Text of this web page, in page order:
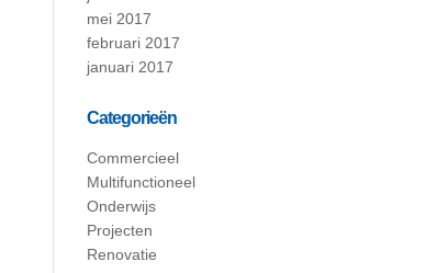
mei 2017
februari 2017
januari 2017
Categorieën
Commercieel
Multifunctioneel
Onderwijs
Projecten
Renovatie